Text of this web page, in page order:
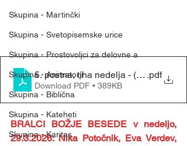
Skupina - Martinčki
Skupina - Svetopisemske urice
Skupina - Prostovoljci za delovne a
Skupina - Animatorji
Skupina - Biblična
Skupina - Kateheti
Skupina - Karitas
5. postna, tiha nedelja - (22. 3. 2026)
.pdf
Download PDF • 389KB
BRALCI BOŽJE BESEDE v nedeljo,
29.3.2026: Nika Potočnik, Eva Verdev,